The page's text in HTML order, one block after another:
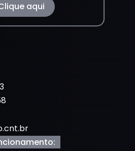
aqui